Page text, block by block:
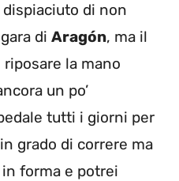
di non
di Aragón, ma il
la mano
un po’
tutti i giorni per
grado di correre ma
forma e potrei